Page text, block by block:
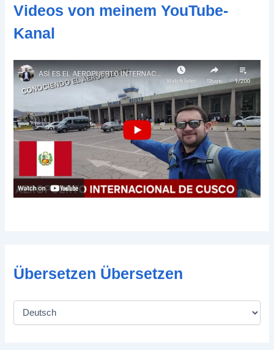
s
e
Videos von meinem YouTube-
Kanal
Übersetzen Übersetzen